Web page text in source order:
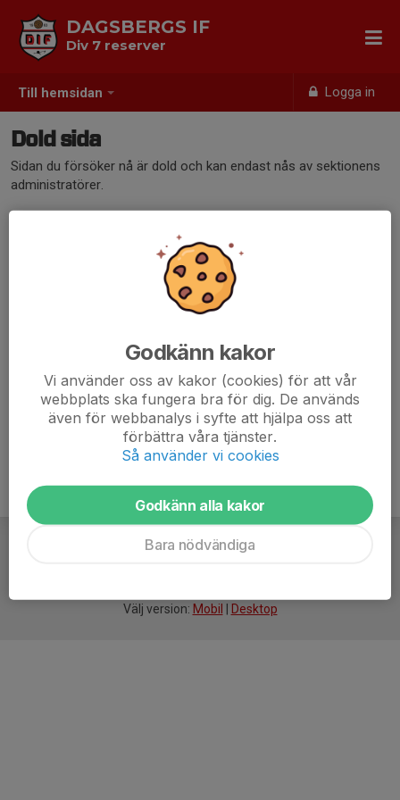
Till hemsidan Logga in
DAGSBERGS IF
Div 7 reserver
Dold sida
Sidan du försöker nå är dold och kan endast nås av sektionens
administratörer.
Välj version: Mobil Desktop
Godkänn kakor
Vi använder oss av kakor (cookies) för att vår
webbplats ska fungera bra för dig. De används
även för webbanalys i syfte att hjälpa oss att
förbättra våra tjänster.
Så använder vi cookies
Godkänn alla kakor
Bara nödvändiga